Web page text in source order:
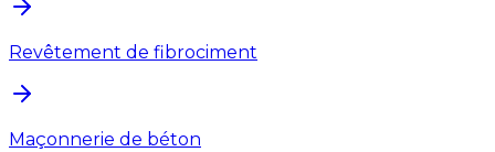
Revêtement de fibrociment
Maçonnerie de béton